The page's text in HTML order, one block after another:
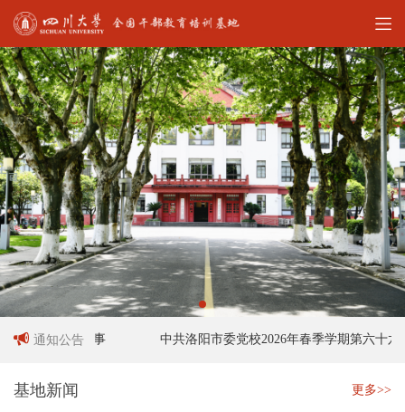
通知公告
员招聘启事 中共洛阳市委党校2026年春季学期第六十六期
基地新闻 更多>>